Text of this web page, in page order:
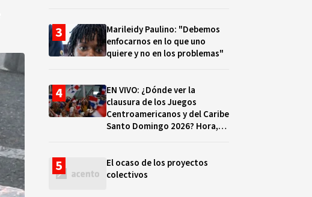
Marileidy Paulino: "Debemos
enfocarnos en lo que uno
quiere y no en los problemas"
EN VIVO: ¿Dónde ver la
clausura de los Juegos
Centroamericanos y del Caribe
Santo Domingo 2026? Hora,
El ocaso de los proyectos
colectivos